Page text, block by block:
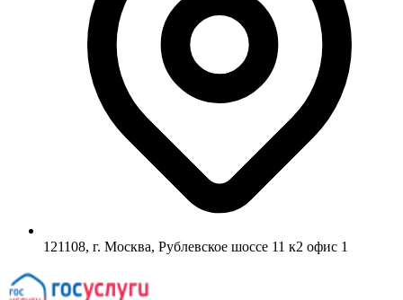
121108, г. Москва, Рублевское шоссе 11 к2 офис 1